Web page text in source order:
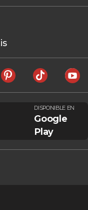
DISPONIBLE EN
Google
Play